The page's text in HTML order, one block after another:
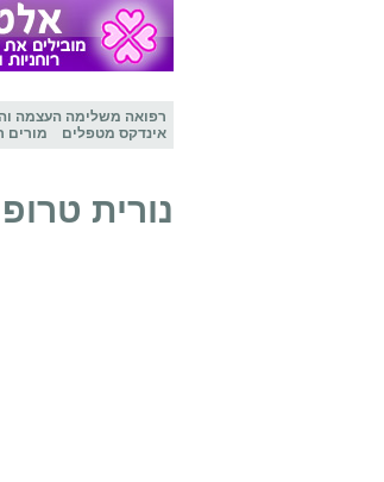
רפואה משלימה העצמה
אינדקס מטפלים
מורים
נורית